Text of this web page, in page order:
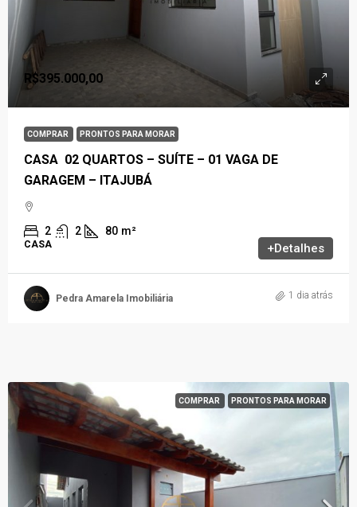
R$395.000,00
COMPRAR PRONTOS PARA MORAR
CASA 02 QUARTOS – SUÍTE – 01 VAGA DE
GARAGEM – ITAJUBÁ
2 2 80 m²
CASA +Detalhes
Pedra Amarela Imobiliária 1 dia atrás
COMPRAR PRONTOS PARA MORAR